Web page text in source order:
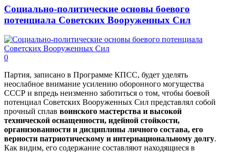
Социально-политические основы боевого
потенциала Советских Вооруженных Сил
0
Партия, записано в Программе КПСС, будет уделять
неослабное внимание усилению оборонного могущества
СССР и впредь неизменно заботиться о том, чтобы боевой
потенциал Советских Вооруженных Сил представлял собой
прочный сплав воинского мастерства и высокой
технической оснащенности, идейной стойкости,
организованности и дисциплины личного состава, его
верности патриотическому и интернациональному долгу.
Как видим, его содержание составляют находящиеся в